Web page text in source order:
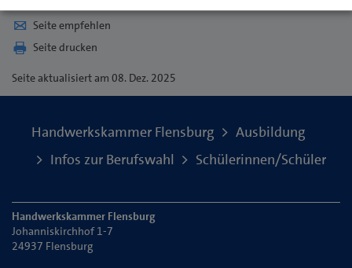
Seite empfehlen
Seite drucken
Seiteaktualisiert am 08. Dez. 2025
Handwerkskammer Flensburg
Ausbildung
Infos zur Berufswahl
Schülerinnen/Schüler
Handwerkskammer Flensburg
Johanniskirchhof 1-7
24937 Flensburg